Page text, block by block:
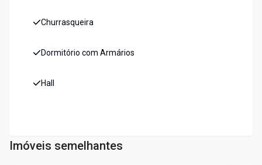
Churrasqueira
Dormitório com Armários
Hall
Imóveis semelhantes